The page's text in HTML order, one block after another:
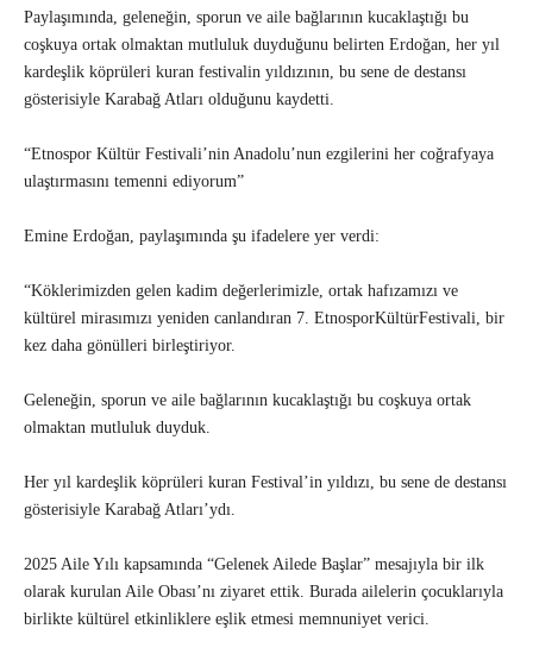
Paylaşımında, geleneğin, sporun ve aile bağlarının kucaklaştığı bu
coşkuya ortak olmaktan mutluluk duyduğunu belirten Erdoğan, her yıl
kardeşlik köprüleri kuran festivalin yıldızının, bu sene de destansı
gösterisiyle Karabağ Atları olduğunu kaydetti.
“Etnospor Kültür Festivali’nin Anadolu’nun ezgilerini her coğrafyaya
ulaştırmasını temenni ediyorum”
Emine Erdoğan, paylaşımında şu ifadelere yer verdi:
“Köklerimizden gelen kadim değerlerimizle, ortak hafızamızı ve
kültürel mirasımızı yeniden canlandıran 7. EtnosporKültürFestivali, bir
kez daha gönülleri birleştiriyor.
Geleneğin, sporun ve aile bağlarının kucaklaştığı bu coşkuya ortak
olmaktan mutluluk duyduk.
Her yıl kardeşlik köprüleri kuran Festival’in yıldızı, bu sene de destansı
gösterisiyle Karabağ Atları’ydı.
2025 Aile Yılı kapsamında “Gelenek Ailede Başlar” mesajıyla bir ilk
olarak kurulan Aile Obası’nı ziyaret ettik. Burada ailelerin çocuklarıyla
birlikte kültürel etkinliklere eşlik etmesi memnuniyet verici.